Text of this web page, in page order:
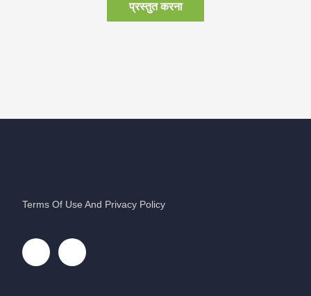
प्रस्तुत करना
Terms Of Use And Privacy Policy